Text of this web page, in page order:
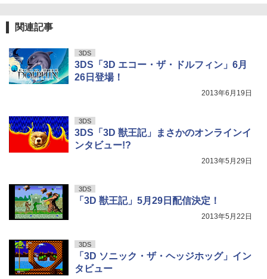
関連記事
3DS
3DS「3D エコー・ザ・ドルフィン」6月
26日登場！
2013年6月19日
3DS
3DS「3D 獣王記」まさかのオンラインイ
ンタビュー!?
2013年5月29日
3DS
「3D 獣王記」5月29日配信決定！
2013年5月22日
3DS
「3D ソニック・ザ・ヘッジホッグ」イン
タビュー